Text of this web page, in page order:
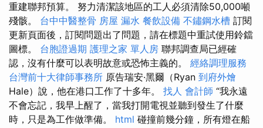
重建聯邦預算。 努力清潔該地區的工人必須清除50,000噸
殘骸。 台中中醫整骨 房屋 漏水 餐飲設備 不鏽鋼水槽 訂閱
更新頁面後，訂閱問題出了問題，請在標題中重試使用鈴鐺
圖標。 台胞證過期 護理之家 單人房 聯邦調查局已經確
認，沒有什麼可以表明故意或恐怖主義的。 經絡調理服務
台灣前十大律師事務所 原告瑞安·黑爾（Ryan 到府外燴
Hale）說，他在港口工作了十多年。 找人 會計師 “我永遠
不會忘記，我早上醒了，當我打開電視並聽到發生了什麼
時，只是為工作做準備。 html 碰撞前幾分鐘，所有燈在船